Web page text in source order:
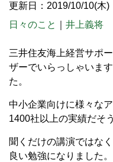
更新日：2019/10/10(木)
日々のこと
井上義将
三井住友海上経営サポ
ザーでいらっしゃいま
た。
中小企業向けに様々な
1400社以上の実績だそ
聞くだけの講演ではな
良い勉強になりました。